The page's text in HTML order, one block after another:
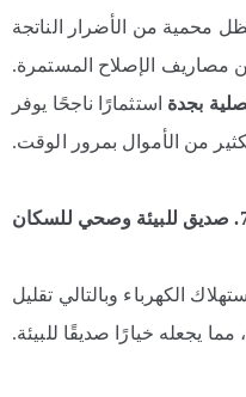
محمية من الأضرار الناتجة
مصاريف الإصلاح المستمرة.
بجدة استثمارًا ناجحًا يوفر
من الأموال بمرور الوقت.
للسكان
الكهرباء وبالتالي تقليل
مما يجعله خيارًا صديقًا للبيئة.